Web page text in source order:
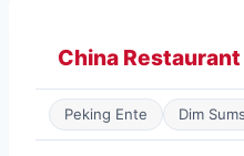
springen
China
Peking Ente Dim